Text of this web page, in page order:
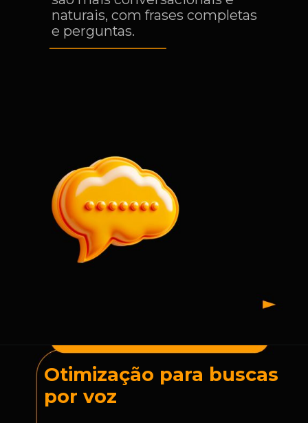
naturais, com frases completas
e perguntas.
Otimização para buscas
por voz